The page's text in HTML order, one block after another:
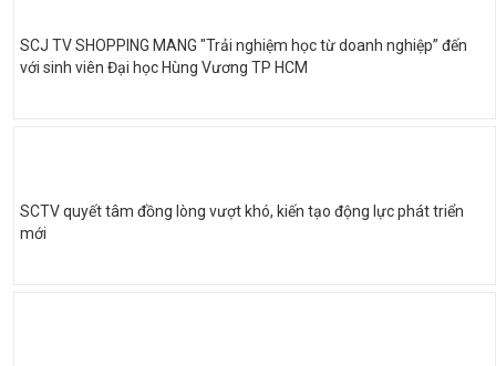
SCJ TV SHOPPING MANG "Trải nghiệm học từ doanh nghiệp” đến
với sinh viên Đại học Hùng Vương TP HCM
SCTV quyết tâm đồng lòng vượt khó, kiến tạo động lực phát triển
mới